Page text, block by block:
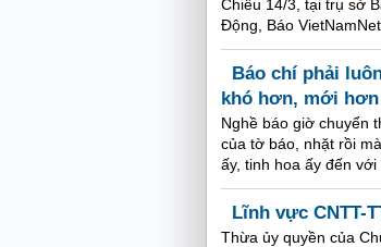
Chiều 14/3, tại trụ sở
Động, Báo
Báo chí phải
khó hơn, mới
Nghề báo giờ chuyển
của tờ báo, nhặt rồi
ấy, tinh hoa ấy đến với
Lĩnh vực CNTT-
Thừa ủy quyền của